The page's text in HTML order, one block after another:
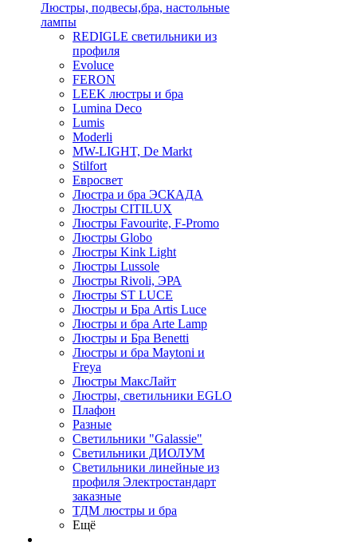
Люстры, подвесы,бра, настольные
лампы
REDIGLE светильники из
профиля
Evoluce
FERON
LEEK люстры и бра
Lumina Deco
Lumis
Moderli
MW-LIGHT, De Markt
Stilfort
Евросвет
Люстра и бра ЭСКАДА
Люстры CITILUX
Люстры Favourite, F-Promo
Люстры Globo
Люстры Kink Light
Люстры Lussole
Люстры Rivoli, ЭРА
Люстры ST LUCE
Люстры и Бра Artis Luce
Люстры и бра Arte Lamp
Люстры и Бра Benetti
Люстры и бра Maytoni и
Freya
Люстры МаксЛайт
Люстры, светильники EGLO
Плафон
Разные
Светильники "Galassie"
Светильники ДИОЛУМ
Светильники линейные из
профиля Электростандарт
заказные
ТДМ люстры и бра
Ещё